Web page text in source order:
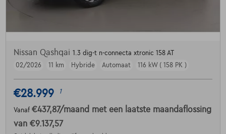
Nissan Qashqai 1.3 dig-t n-connecta xtronic 158 AT
02/2026
11 km Hybride Automaat 116 kW ( 158 PK )
€28.999 1
Vanaf €437,87/maand met een laatste maandaflossing
van €9.137,57